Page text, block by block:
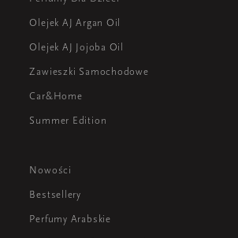
Olejek AJ Argan Oil
Olejek AJ Jojoba Oil
Zawieszki Samochodowe
Car&Home
Summer Edition
Nowości
Bestsellery
Perfumy Arabskie